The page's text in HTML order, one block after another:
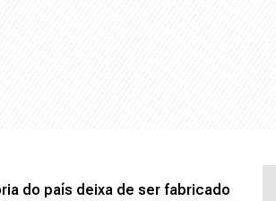
do país deixa de ser fabricado